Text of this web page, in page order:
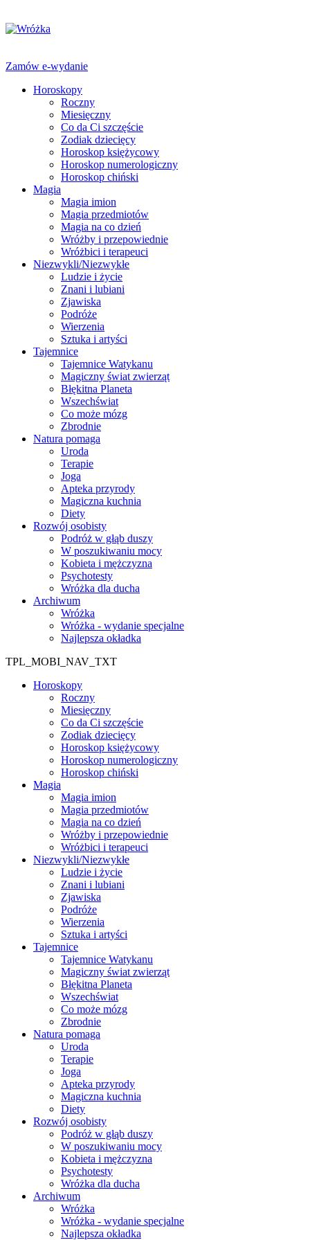
Zamów e-wydanie
Horoskopy
Roczny
Miesięczny
Co da Ci szczęście
Zodiak dziecięcy
Horoskop księżycowy
Horoskop numerologiczny
Horoskop chiński
Magia
Magia imion
Magia przedmiotów
Magia na co dzień
Wróżby i przepowiednie
Wróżbici i terapeuci
Niezwykli/Niezwykłe
Ludzie i życie
Znani i lubiani
Zjawiska
Podróże
Wierzenia
Sztuka i artyści
Tajemnice
Tajemnice Watykanu
Magiczny świat zwierząt
Błękitna Planeta
Wszechświat
Co może mózg
Zbrodnie
Natura pomaga
Uroda
Terapie
Joga
Apteka przyrody
Magiczna kuchnia
Diety
Rozwój osobisty
Podróż w głąb duszy
W poszukiwaniu mocy
Kobieta i mężczyzna
Psychotesty
Wróżka dla ducha
Archiwum
Wróżka
Wróżka - wydanie specjalne
Najlepsza okładka
TPL_MOBI_NAV_TXT
Horoskopy
Roczny
Miesięczny
Co da Ci szczęście
Zodiak dziecięcy
Horoskop księżycowy
Horoskop numerologiczny
Horoskop chiński
Magia
Magia imion
Magia przedmiotów
Magia na co dzień
Wróżby i przepowiednie
Wróżbici i terapeuci
Niezwykli/Niezwykłe
Ludzie i życie
Znani i lubiani
Zjawiska
Podróże
Wierzenia
Sztuka i artyści
Tajemnice
Tajemnice Watykanu
Magiczny świat zwierząt
Błękitna Planeta
Wszechświat
Co może mózg
Zbrodnie
Natura pomaga
Uroda
Terapie
Joga
Apteka przyrody
Magiczna kuchnia
Diety
Rozwój osobisty
Podróż w głąb duszy
W poszukiwaniu mocy
Kobieta i mężczyzna
Psychotesty
Wróżka dla ducha
Archiwum
Wróżka
Wróżka - wydanie specjalne
Najlepsza okładka